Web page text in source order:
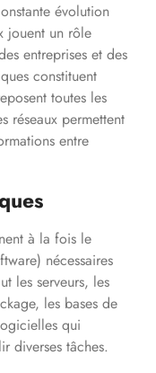
évolution
jouent un rôle
entreprises et des
constituent
toutes les
réseaux permettent
entre
à la fois le
nécessaires
les serveurs, les
les bases de
qui
diverses tâches.